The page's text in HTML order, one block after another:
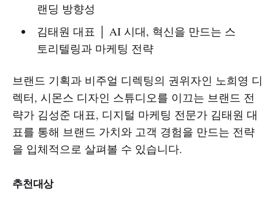
랜딩 방향성
김태원 대표 │ AI 시대, 혁신을 만드는 스
토리텔링과 마케팅 전략
브랜드 기획과 비주얼 디렉팅의 권위자인 노희영 디
렉터, 시몬스 디자인 스튜디오를 이끄는 브랜드 전
략가 김성준 대표, 디지털 마케팅 전문가 김태원 대
표를 통해 브랜드 가치와 고객 경험을 만드는 전략
을 입체적으로 살펴볼 수 있습니다.
추천대상